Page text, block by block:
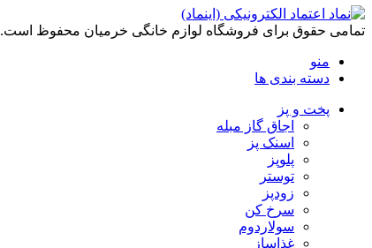
تمامی حقوق برای فروشگاه لوازم خانگی خرمیان محفوظ است.
منو
دسته بندی ها
پخت و پز
اجاق گاز مبله
اسنک پز
پلوپز
توستر
زودپز
سرخ کن
سولاردوم
غذاساز